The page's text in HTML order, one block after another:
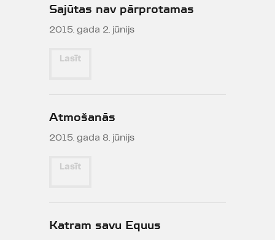
Sajūtas nav pārprotamas
2015. gada 2. jūnijs
Lasīt
Atmošanās
2015. gada 8. jūnijs
Lasīt
Katram savu Equus